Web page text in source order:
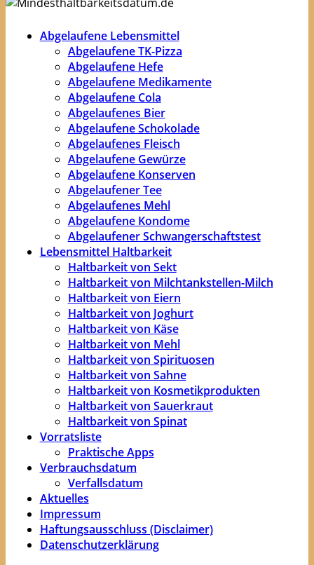
Abgelaufene Lebensmittel
Abgelaufene TK-Pizza
Abgelaufene Hefe
Abgelaufene Medikamente
Abgelaufene Cola
Abgelaufenes Bier
Abgelaufene Schokolade
Abgelaufenes Fleisch
Abgelaufene Gewürze
Abgelaufene Konserven
Abgelaufener Tee
Abgelaufenes Mehl
Abgelaufene Kondome
Abgelaufener Schwangerschaftstest
Lebensmittel Haltbarkeit
Haltbarkeit von Sekt
Haltbarkeit von Milchtankstellen-Milch
Haltbarkeit von Eiern
Haltbarkeit von Joghurt
Haltbarkeit von Käse
Haltbarkeit von Mehl
Haltbarkeit von Spirituosen
Haltbarkeit von Sahne
Haltbarkeit von Kosmetikprodukten
Haltbarkeit von Sauerkraut
Haltbarkeit von Spinat
Vorratsliste
Praktische Apps
Verbrauchsdatum
Verfallsdatum
Aktuelles
Impressum
Haftungsausschluss (Disclaimer)
Datenschutzerklärung